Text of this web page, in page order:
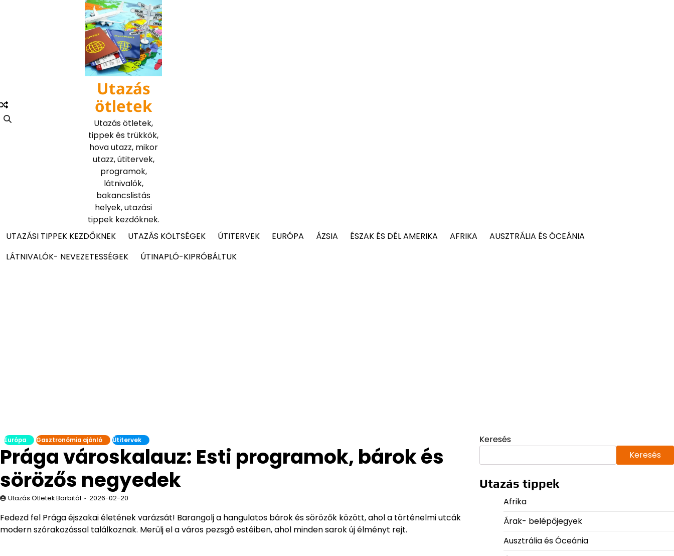
Utazás
ötletek
Utazás ötletek,
tippek és trükkök,
hova utazz, mikor
utazz, útitervek,
programok,
látnivalók,
bakancslistás
helyek, utazási
tippek kezdőknek.
UTAZÁSI TIPPEK KEZDŐKNEK
UTAZÁS KÖLTSÉGEK ÚTITERVEK EURÓPA ÁZSIA ÉSZAK ÉS DÉL AMERIKA AFRIKA
AUSZTRÁLIA ÉS ÓCEÁNIA
LÁTNIVALÓK- NEVEZETESSÉGEK
ÚTINAPLÓ-KIPRÓBÁLTUK
Európa Gasztronómia ajánló Útitervek
Prága városkalauz: Esti programok, bárok és
sörözős negyedek
Utazás Ötletek Barbitól 2026-02-20
Fedezd fel Prága éjszakai életének varázsát! Barangolj a hangulatos bárok és sörözők között, ahol a történelmi utcák
modern szórakozással találkoznak. Merülj el a város pezsgő estéiben, ahol minden sarok új élményt rejt.
Keresés
Keresés
Utazás tippek
Afrika
Árak- belépőjegyek
Ausztrália és Óceánia